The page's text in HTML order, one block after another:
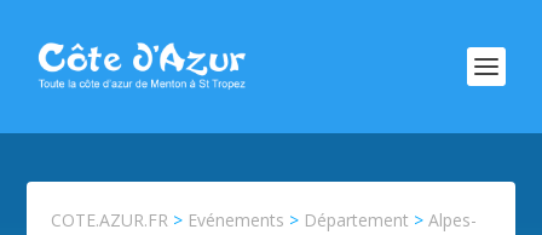
COTE.AZUR.FR > Evénements > Département >Alpes-